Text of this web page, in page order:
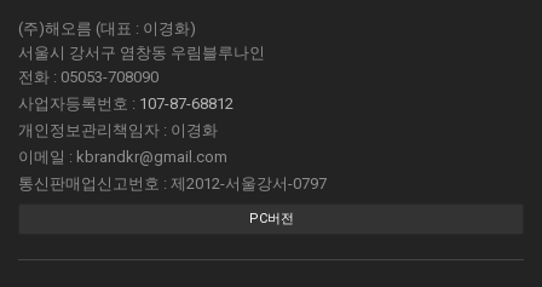
(주)해오름 (대표 : 이경화)
서울시 강서구 염창동 우림블루나인
전화 : 05053-708090
사업자등록번호 : 107-87-68812
개인정보관리책임자 : 이경화
이메일 : kbrandkr@gmail.com
통신판매업신고번호 : 제2012-서울강서-0797
PC버전